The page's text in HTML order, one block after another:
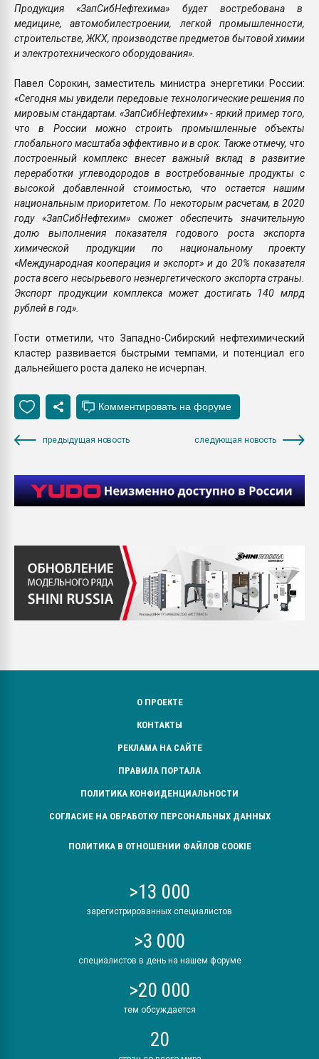
Продукция «ЗапСибНефтехима» будет востребована в
медицине, автомобилестроении, легкой промышленности,
строительстве, ЖКХ, производстве предметов бытовой химии
и электротехнического оборудования».
Павел Сорокин, заместитель министра энергетики России:
«Сегодня мы увидели передовые технологические решения по
мировым стандартам. «ЗапСибНефтехим» - яркий пример того,
что в России можно строить промышленные объекты
глобального масштаба эффективно и в срок. Также отмечу, что
построенный комплекс внесет важный вклад в развитие
переработки углеводородов в востребованные продукты с
высокой добавленной стоимостью, что остается нашим
национальным приоритетом. По некоторым расчетам, в 2020
году «ЗапСибНефтехим» сможет обеспечить значительную
долю выполнения показателя годового роста экспорта
химической продукции по национальному проекту
«Международная кооперация и экспорт» и до 20% показателя
роста всего несырьевого неэнергетического экспорта страны.
Экспорт продукции комплекса может достигать 140 млрд
рублей в год».
Гости отметили, что Западно-Сибирский нефтехимический
кластер развивается быстрыми темпами, и потенциал его
дальнейшего роста далеко не исчерпан.
предыдущая новость следующая новость
О ПРОЕКТЕ
КОНТАКТЫ
РЕКЛАМА НА САЙТЕ
ПРАВИЛА ПОРТАЛА
ПОЛИТИКА КОНФИДЕНЦИАЛЬНОСТИ
СОГЛАСИЕ НА ОБРАБОТКУ ПЕРСОНАЛЬНЫХ ДАННЫХ
ПОЛИТИКА В ОТНОШЕНИИ ФАЙЛОВ COOKIE
>13 000
зарегистрированных специалистов
>3 000
специалистов в день на нашем форуме
>20 000
тем обсуждается
20